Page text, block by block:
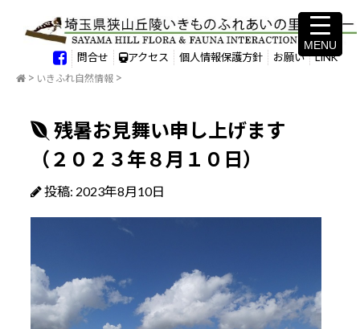
問合せ アクセス 個人情報保護方針 お願い LINK
いきふれ自然情報
残暑お見舞い申し上げます
（２０２３年８月１０日）
投稿: 2023年8月10日
MENU
MENU